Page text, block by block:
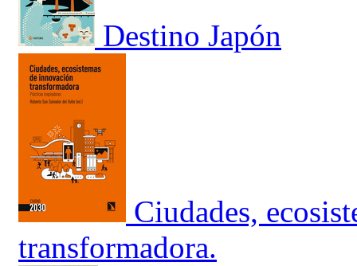
Destino Japón
Ciudades,
transformadora.